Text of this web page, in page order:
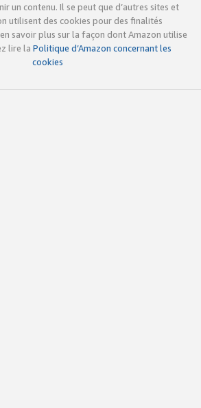
un contenu. Il se peut que d’autres sites et
utilisent des cookies pour des finalités
savoir plus sur la façon dont Amazon utilise
lire la Politique d’Amazon concernant les
cookies